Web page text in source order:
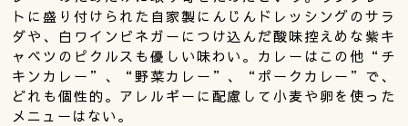
トに盛り付けられた自家製にんじんドレッシングのサラ
ダや、白ワインビネガーにつけ込んだ酸味控えめな紫キ
ャベツのピクルスも優しい味わい。カレーはこの他“チ
キンカレー”、“野菜カレー”、“ポークカレー”で、
どれも個性的。アレルギーに配慮して小麦や卵を使った
メニューはない。